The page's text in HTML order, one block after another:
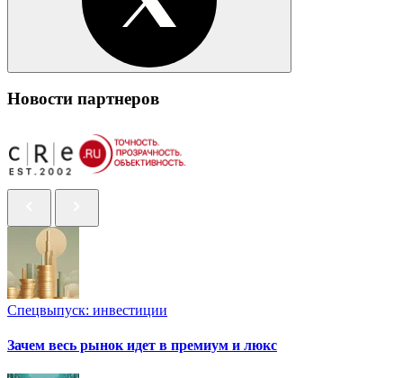
Новости партнеров
Спецвыпуск: инвестиции
Зачем весь рынок идет в премиум и люкс